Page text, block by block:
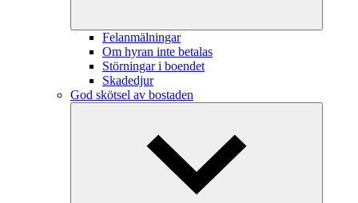
Felanmälningar
Om hyran inte betalas
Störningar i boendet
Skadedjur
God skötsel av bostaden